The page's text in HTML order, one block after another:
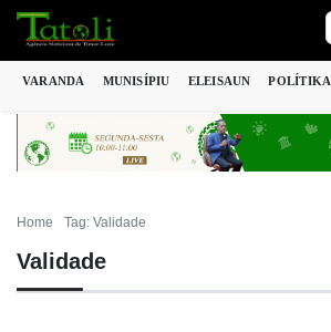
VARANDA MUNISÍPIU ELEISAUN POLÍTIKA
Home Tag: Validade
Validade